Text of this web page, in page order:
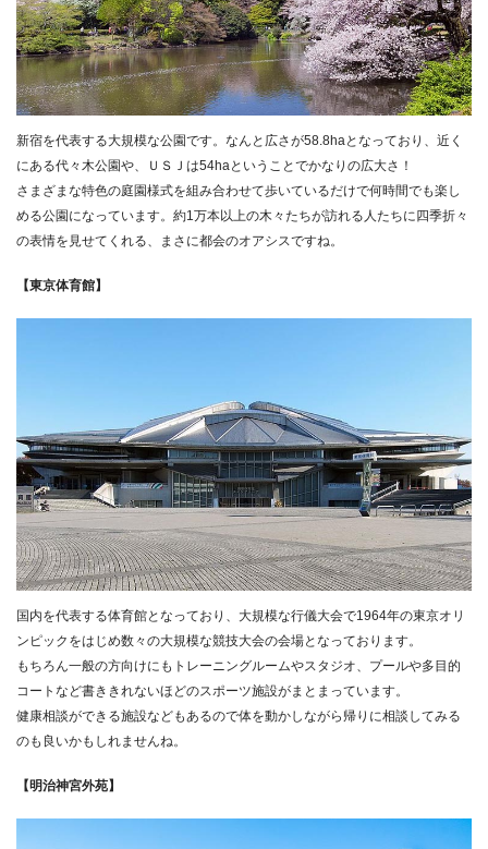
新宿を代表する大規模な公園です。なんと広さが58.8haとなっており、近く
にある代々木公園や、ＵＳＪは54haということでかなりの広大さ！
さまざまな特色の庭園様式を組み合わせて歩いているだけで何時間でも楽し
める公園になっています。約1万本以上の木々たちが訪れる人たちに四季折々
の表情を見せてくれる、まさに都会のオアシスですね。
【東京体育館】
国内を代表する体育館となっており、大規模な行儀大会で1964年の東京オリ
ンピックをはじめ数々の大規模な競技大会の会場となっております。
もちろん一般の方向けにもトレーニングルームやスタジオ、プールや多目的
コートなど書ききれないほどのスポーツ施設がまとまっています。
健康相談ができる施設などもあるので体を動かしながら帰りに相談してみる
のも良いかもしれませんね。
【明治神宮外苑】